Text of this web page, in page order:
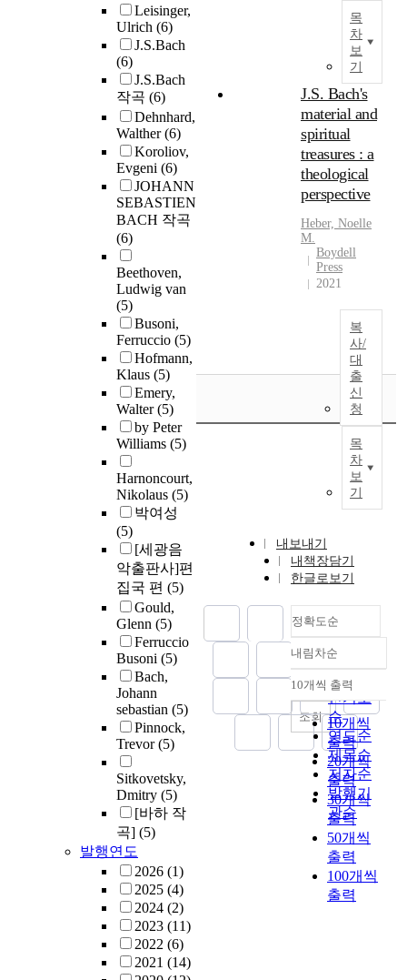
Leisinger,
Ulrich (6)
J.S.Bach
(6)
J.S.Bach
작곡 (6)
Dehnhard,
Walther(6)
Koroliov,
Evgeni (6)
JOHANN
SEBASTIEN
BACH 작곡
(6)
Beethoven,
Ludwig van
(5)
Busoni,
Ferruccio (5)
Hofmann,
Klaus (5)
Emery,
Walter(5)
by Peter
Williams (5)
Harnoncourt,
Nikolaus (5)
박여성
(5)
[세광음
악출판사]편
집국 편 (5)
Gould,
Glenn (5)
Ferruccio
Busoni (5)
Bach,
Johann
sebastian (5)
Pinnock,
Trevor(5)
Sitkovetsky,
Dmitry (5)
[바하 작
곡] (5)
발행연도
2026 (1)
2025 (4)
2024 (2)
2023 (11)
2022 (6)
2021 (14)
목
차
보
기
J.S. Bach's
material and
spiritual
treasures : a
theological
perspective
Heber, Noelle
M.
Boydell
Press
2021
복
사/
대
출
신
청
목
차
보
기
내보내기
내책장담기
한글로보기
정확도순
정확도
순
인기도
순
연도순
제목순
저자순
발행기
관순
내림차순
내림차순
10개씩 출력
10개씩
출력
20개씩
출력
30개씩
출력
50개씩
출력
100개씩
출력
조회